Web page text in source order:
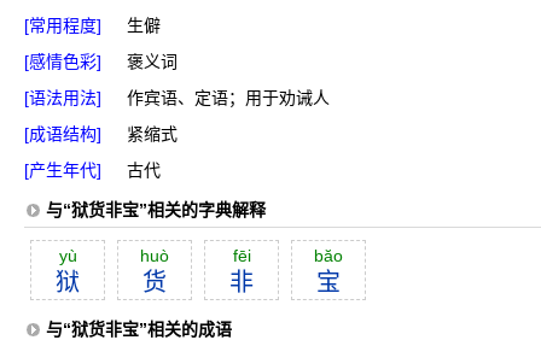
[常用程度]
生僻
[感情色彩]
褒义词
[语法用法]
作宾语、定语；用于劝诫人
[成语结构]
紧缩式
[产生年代]
古代
与“狱货非宝”相关的字典解释
yù
狱
huò
货
fēi
非
băo
宝
与“狱货非宝”相关的成语